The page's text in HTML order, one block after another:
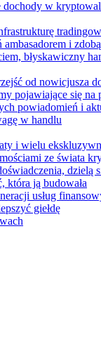
dochody w
ambasadorem i
błyskawiczny
od nowicjusza
pojawiające się na
powiadomień i
w handlu
i wielu
ze świata
dzielą
która ją budowała
usług
giełdę